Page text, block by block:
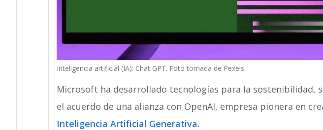
Inteligencia artificial (IA): Chat GPT. Foto tomada de Pexels.
Microsoft ha desarrollado tecnologías para la sostenibilidad,
el acuerdo de una alianza con OpenAI, empresa pionera en
Inteligencia Artificial Generativa.